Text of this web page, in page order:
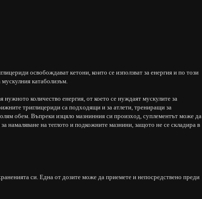
освобождават кетони, които се използват за енергия и по този
мускулния катаболизъм.
количество енергия, от което се нуждаят мускулите за
триглицериди са подходящи и за атлети, трениращи за
обем. Въпреки изцяло мазнинния си произход, суплементът може да
намаляване на теглото и подкожните мазнини, защото не се складира в
си. Една от дозите може да приемете и непосредствено преди